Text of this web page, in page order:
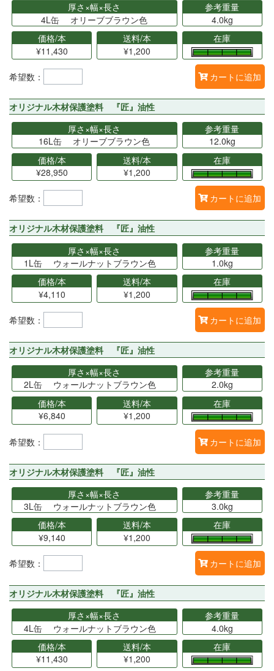
厚さ×幅×長さ
4L缶 オリーブブラウン色
参考重量
4.0kg
価格/本
¥11,430
送料/本
¥1,200
在庫
希望数： カートに追加
オリジナル木材保護塗料 『匠』油性
厚さ×幅×長さ
16L缶 オリーブブラウン色
参考重量
12.0kg
価格/本
¥28,950
送料/本
¥1,200
在庫
希望数： カートに追加
オリジナル木材保護塗料 『匠』油性
厚さ×幅×長さ
1L缶 ウォールナットブラウン色
参考重量
1.0kg
価格/本
¥4,110
送料/本
¥1,200
在庫
希望数： カートに追加
オリジナル木材保護塗料 『匠』油性
厚さ×幅×長さ
2L缶 ウォールナットブラウン色
参考重量
2.0kg
価格/本
¥6,840
送料/本
¥1,200
在庫
希望数： カートに追加
オリジナル木材保護塗料 『匠』油性
厚さ×幅×長さ
3L缶 ウォールナットブラウン色
参考重量
3.0kg
価格/本
¥9,140
送料/本
¥1,200
在庫
希望数： カートに追加
オリジナル木材保護塗料 『匠』油性
厚さ×幅×長さ
4L缶 ウォールナットブラウン色
参考重量
4.0kg
価格/本
¥11,430
送料/本
¥1,200
在庫